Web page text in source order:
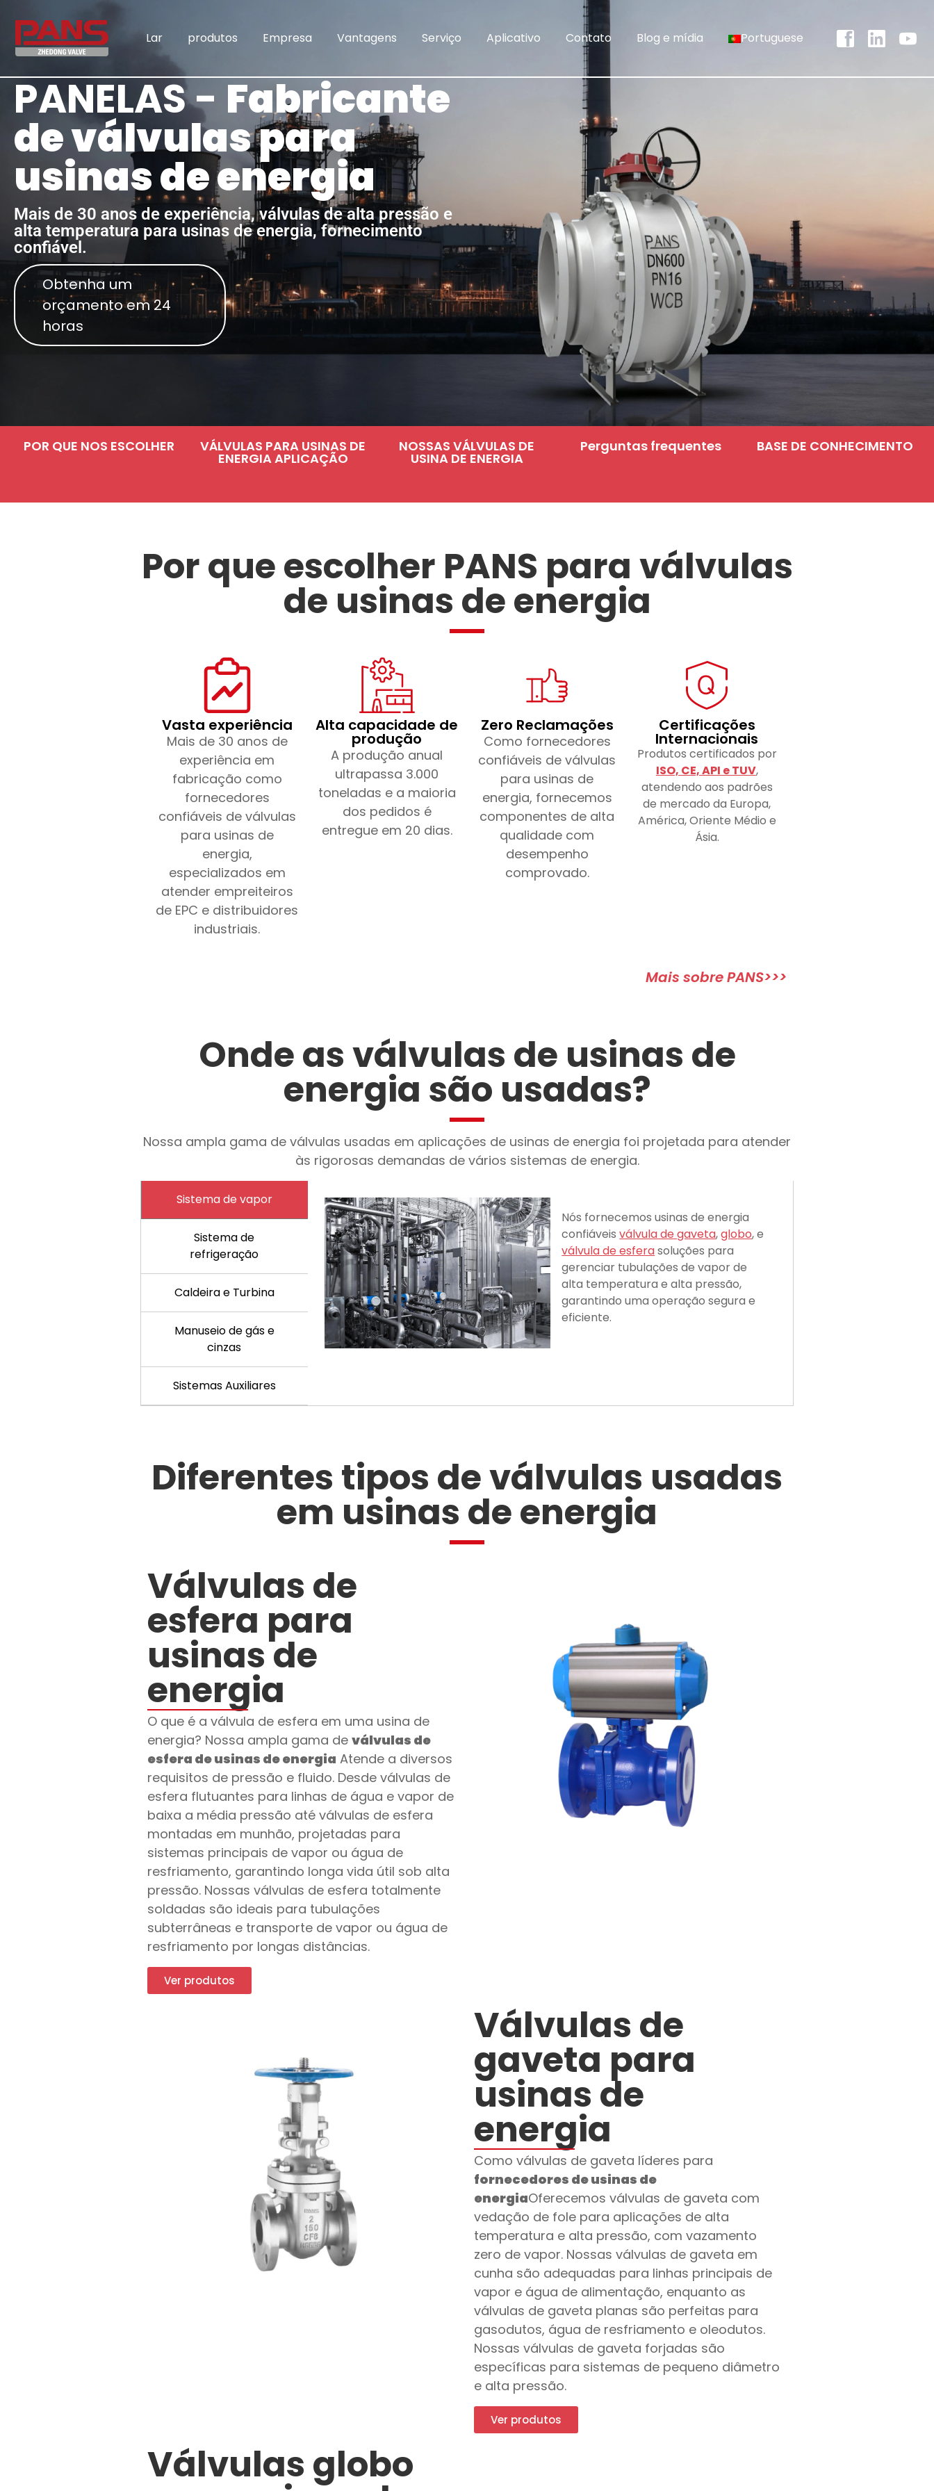
Lar produtos Empresa Vantagens Serviço Aplicativo Contato Blog e mídia Portuguese
PANELAS - Fabricante
de válvulas para
usinas de energia
Mais de 30 anos de experiência, válvulas de alta pressão e
alta temperatura para usinas de energia, fornecimento
confiável.
Obtenha um
orçamento em 24
horas
POR QUE NOS ESCOLHER VÁLVULAS PARA USINAS DE
ENERGIA APLICAÇÃO
NOSSAS VÁLVULAS DE
USINA DE ENERGIA
Perguntas frequentes BASE DE CONHECIMENTO
Por que escolher PANS para válvulas
de usinas de energia
Vasta experiência
Mais de 30 anos de
experiência em
fabricação como
fornecedores
confiáveis de válvulas
para usinas de
energia,
especializados em
atender empreiteiros
de EPC e distribuidores
industriais.
Alta capacidade de
produção
A produção anual
ultrapassa 3.000
toneladas e a maioria
dos pedidos é
entregue em 20 dias.
Zero Reclamações
Como fornecedores
confiáveis de válvulas
para usinas de
energia, fornecemos
componentes de alta
qualidade com
desempenho
comprovado.
Certificações
Internacionais
Produtos certificados por
ISO, CE, API e TUV,
atendendo aos padrões
de mercado da Europa,
América, Oriente Médio e
Ásia.
Mais sobre PANS>>>
Onde as válvulas de usinas de
energia são usadas?
Nossa ampla gama de válvulas usadas em aplicações de usinas de energia foi projetada para atender
às rigorosas demandas de vários sistemas de energia.
Sistema de vapor
Sistema de
refrigeração
Caldeira e Turbina
Manuseio de gás e
cinzas
Sistemas Auxiliares
Nós fornecemos usinas de energia
confiáveisválvula de gaveta,globo, e
válvula de esferasoluções para
gerenciar tubulações de vapor de
alta temperatura e alta pressão,
garantindo uma operação segura e
eficiente.
Diferentes tipos de válvulas usadas
em usinas de energia
Válvulas de
esfera para
usinas de
energia
O que é a válvula de esfera em uma usina de
energia? Nossa ampla gama de válvulas de
esfera de usinas de energia Atende a diversos
requisitos de pressão e fluido. Desde válvulas de
esfera flutuantes para linhas de água e vapor de
baixa a média pressão até válvulas de esfera
montadas em munhão, projetadas para
sistemas principais de vapor ou água de
resfriamento, garantindo longa vida útil sob alta
pressão. Nossas válvulas de esfera totalmente
soldadas são ideais para tubulações
subterrâneas e transporte de vapor ou água de
resfriamento por longas distâncias.
Ver produtos
Válvulas de
gaveta para
usinas de
energia
Como válvulas de gaveta líderes para
fornecedores de usinas de
energiaOferecemos válvulas de gaveta com
vedação de fole para aplicações de alta
temperatura e alta pressão, com vazamento
zero de vapor. Nossas válvulas de gaveta em
cunha são adequadas para linhas principais de
vapor e água de alimentação, enquanto as
válvulas de gaveta planas são perfeitas para
gasodutos, água de resfriamento e oleodutos.
Nossas válvulas de gaveta forjadas são
específicas para sistemas de pequeno diâmetro
e alta pressão.
Ver produtos
Válvulas globo